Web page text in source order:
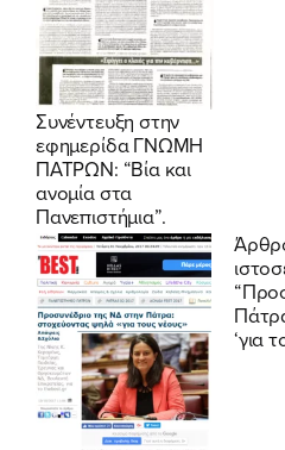
Συνέντευξη στην
εφημερίδα ΓΝΩΜΗ
ΠΑΤΡΩΝ: “Βία και
ανομία στα
Πανεπιστήμια”.
‘για